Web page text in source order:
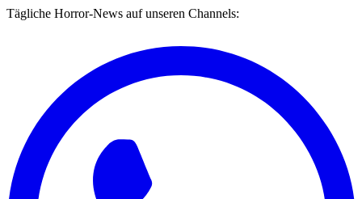
Tägliche Horror-News auf unseren Channels: